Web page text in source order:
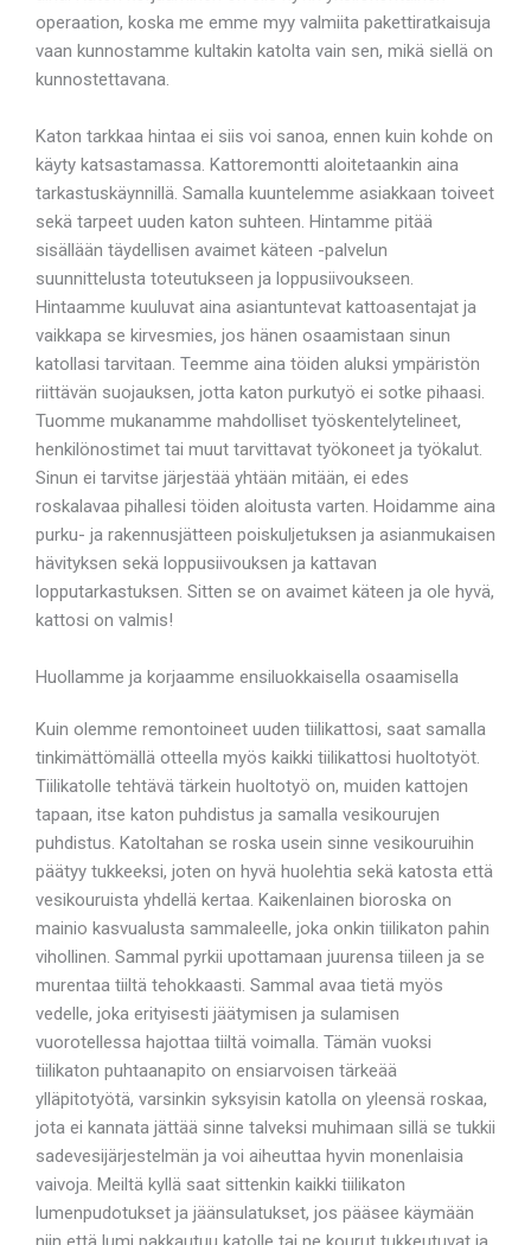
operaation, koska me emme myy valmiita pakettiratkaisuja
vaan kunnostamme kultakin katolta vain sen, mikä siellä on
kunnostettavana.
Katon tarkkaa hintaa ei siis voi sanoa, ennen kuin kohde on
käyty katsastamassa. Kattoremontti aloitetaankin aina
tarkastuskäynnillä. Samalla kuuntelemme asiakkaan toiveet
sekä tarpeet uuden katon suhteen. Hintamme pitää
sisällään täydellisen avaimet käteen -palvelun
suunnittelusta toteutukseen ja loppusiivoukseen.
Hintaamme kuuluvat aina asiantuntevat kattoasentajat ja
vaikkapa se kirvesmies, jos hänen osaamistaan sinun
katollasi tarvitaan. Teemme aina töiden aluksi ympäristön
riittävän suojauksen, jotta katon purkutyö ei sotke pihaasi.
Tuomme mukanamme mahdolliset työskentelytelineet,
henkilönostimet tai muut tarvittavat työkoneet ja työkalut.
Sinun ei tarvitse järjestää yhtään mitään, ei edes
roskalavaa pihallesi töiden aloitusta varten. Hoidamme aina
purku- ja rakennusjätteen poiskuljetuksen ja asianmukaisen
hävityksen sekä loppusiivouksen ja kattavan
lopputarkastuksen. Sitten se on avaimet käteen ja ole hyvä,
kattosi on valmis!
Huollamme ja korjaamme ensiluokkaisella osaamisella
Kuin olemme remontoineet uuden tiilikattosi, saat samalla
tinkimättömällä otteella myös kaikki tiilikattosi huoltotyöt.
Tiilikatolle tehtävä tärkein huoltotyö on, muiden kattojen
tapaan, itse katon puhdistus ja samalla vesikourujen
puhdistus. Katoltahan se roska usein sinne vesikouruihin
päätyy tukkeeksi, joten on hyvä huolehtia sekä katosta että
vesikouruista yhdellä kertaa. Kaikenlainen bioroska on
mainio kasvualusta sammaleelle, joka onkin tiilikaton pahin
vihollinen. Sammal pyrkii upottamaan juurensa tiileen ja se
murentaa tiiltä tehokkaasti. Sammal avaa tietä myös
vedelle, joka erityisesti jäätymisen ja sulamisen
vuorotellessa hajottaa tiiltä voimalla. Tämän vuoksi
tiilikaton puhtaanapito on ensiarvoisen tärkeää
ylläpitotyötä, varsinkin syksyisin katolla on yleensä roskaa,
jota ei kannata jättää sinne talveksi muhimaan sillä se tukkii
sadevesijärjestelmän ja voi aiheuttaa hyvin monenlaisia
vaivoja. Meiltä kyllä saat sittenkin kaikki tiilikaton
lumenpudotukset ja jäänsulatukset, jos pääsee käymään